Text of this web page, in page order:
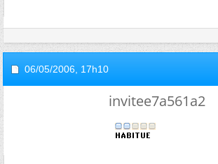
06/05/2006, 17h10
invitee7a561a2